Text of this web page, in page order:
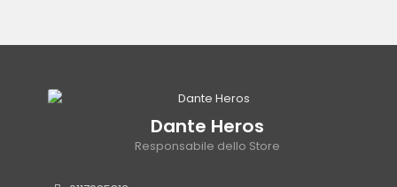
Dante Heros
Responsabile dello Store